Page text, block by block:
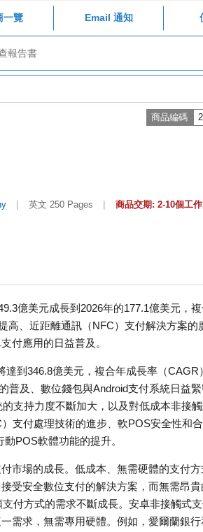
一覽 Email 通知
商品編碼
| 英文 250 Pages | 商品交期: 2-10個工
億美元成長到2026年的177.1億美元，
高、近距離通訊（NFC）支付解決方案的
付應用的日益普及。
到346.8億美元，複合年成長率（CAGR
普及、數位錢包與Android支付系統日益
支持力度不斷加大，以及對低成本非接
支付處理技術的進步、軟POS安全性和
POS軟體功能的提升。
市場的成長。低成本、無需硬體的支付方
受安全數位支付的解決​​方案，而無需昂貴
付方式的需求不斷成長。安卓非接觸式
需求，無需專用硬體。例如，愛爾蘭銀行